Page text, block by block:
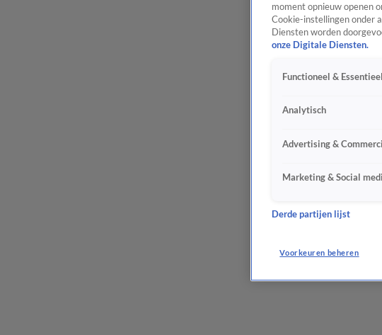
moment opnieuw openen
Cookie-instellingen onder
Diensten worden
onze Digitale Diensten.
Functioneel & Essentieel
Analytisch
Advertising &
Marketing & Social
Derde partijen lijst
Voorkeuren beheren